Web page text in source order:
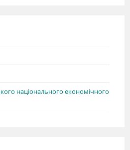
національного економічного